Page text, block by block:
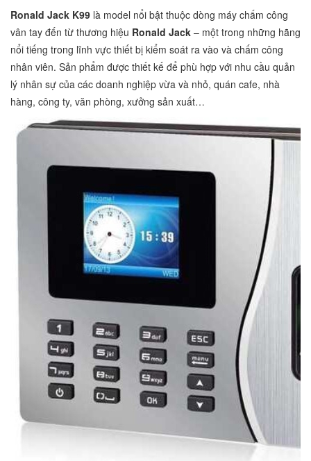
Ronald Jack K99 là model nổi bật thuộc dòng máy chấm công
vân tay đến từ thương hiệu Ronald Jack – một trong những hãng
nổi tiếng trong lĩnh vực thiết bị kiểm soát ra vào và chấm công
nhân viên. Sản phẩm được thiết kế để phù hợp với nhu cầu quản
lý nhân sự của các doanh nghiệp vừa và nhỏ, quán cafe, nhà
hàng, công ty, văn phòng, xưởng sản xuất…